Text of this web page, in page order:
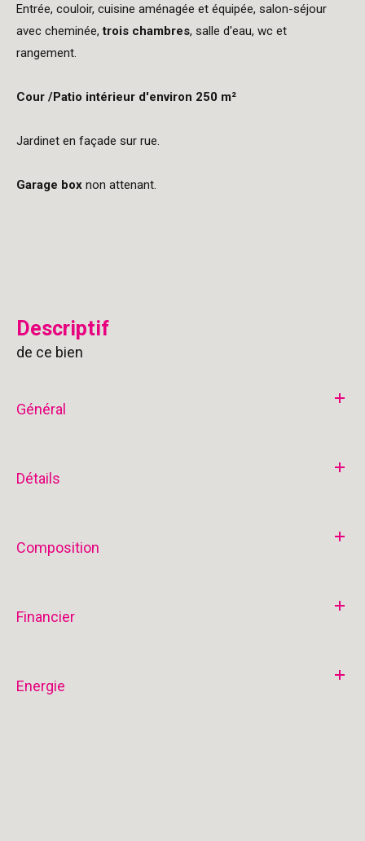
Entrée, couloir, cuisine aménagée et équipée, salon-séjour
avec cheminée, trois chambres, salle d'eau, wc et
rangement.
Cour /Patio intérieur d'environ 250 m²
Jardinet en façade sur rue.
Garage box non attenant.
descriptif
de ce bien
Général
Détails
Composition
Financier
Energie